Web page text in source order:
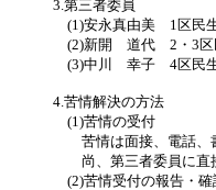
3.第三者委員
(1)安永真由美 1区民
(2)新開 道代 2・3区
(3)中川 幸子 4区民
4.苦情解決の方法
(1)苦情の受付
苦情は面接、電話、
尚、第三者委員に直
(2)苦情受付の報告・確